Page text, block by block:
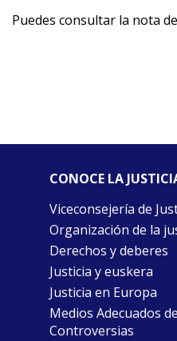
Puedes consultar la nota
CONOCE LA
Viceconsejería de
Organización de la
Derechos y deberes
Justicia y euskera
Justicia en Europa
Medios Adecuados
Controversias